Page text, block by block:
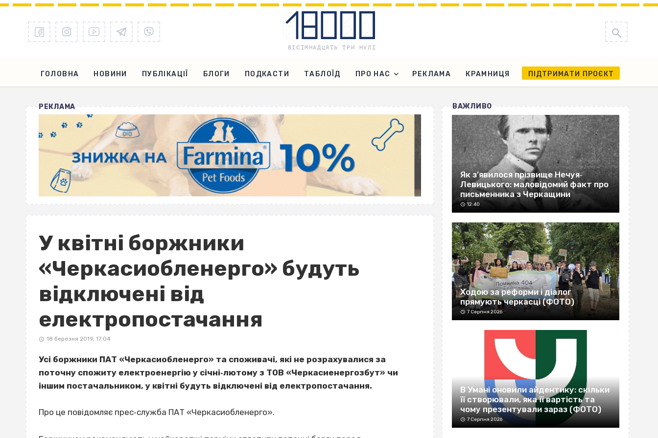
ГОЛОВНА НОВИНИ ПУБЛІКАЦІЇ БЛОГИ ПОДКАСТИ ТАБЛОЇД ПРО НАС РЕКЛАМА КРАМНИЦЯ ПІДТРИМАТИ ПРОЄКТ
РЕКЛАМА
У квітні боржники
«Черкасиобленерго» будуть
відключені від
електропостачання
18 березня 2019, 17:04
Усі боржники ПАТ «Черкасиобленерго» та споживачі, які не розрахувалися за
поточну спожиту електроенергію у січні‐лютому з ТОВ «Черкасиенергозбут» чи
іншим постачальником, у квітні будуть відключені від електропостачання.
Про це повідомляє прес‐служба ПАТ «Черкасиобленерго».
ВАЖЛИВО
Як з’явилося прізвище Нечуя‐
Левицького: маловідомий факт про
письменника з Черкащини
12:40
Ходою за реформи і діалог
прямують черкасці (ФОТО)
7 Серпня 2026
В Умані оновили айдентику: скільки
її створювали, яка її вартість та
чому презентували зараз (ФОТО)
7 Серпня 2026